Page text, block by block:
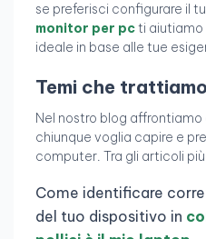
se preferisci configurare il
monitor per pcti aiutiamo
ideale in base alle tue
Temi che trattiamo
Nel nostro blog
chiunque voglia capire e
computer. Tra gli articoli
Come identificare
del tuo dispositivo in